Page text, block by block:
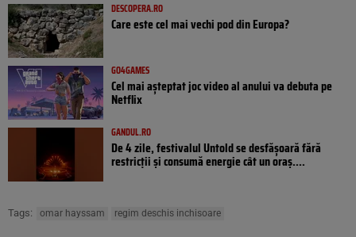
DESCOPERA.RO
Care este cel mai vechi pod din Europa?
GO4GAMES
Cel mai așteptat joc video al anului va debuta pe
Netflix
GANDUL.RO
De 4 zile, festivalul Untold se desfășoară fără
restricții și consumă energie cât un oraș....
Tags: omar hayssam regim deschis inchisoare